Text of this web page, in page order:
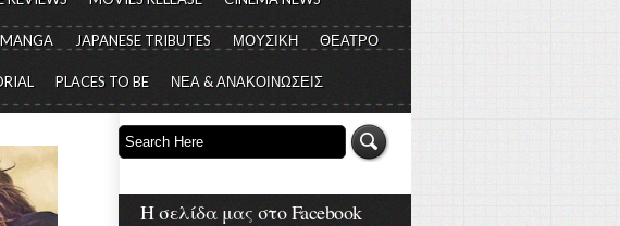
MANGA JAPANESE TRIBUTES ΜΟΥΣΙΚΗ ΘΕΑΤΡΟ
PLACES TO BE ΝΕΑ & ΑΝΑΚΟΙΝΩΣΕΙΣ
Η σελίδα μας στο Facebook